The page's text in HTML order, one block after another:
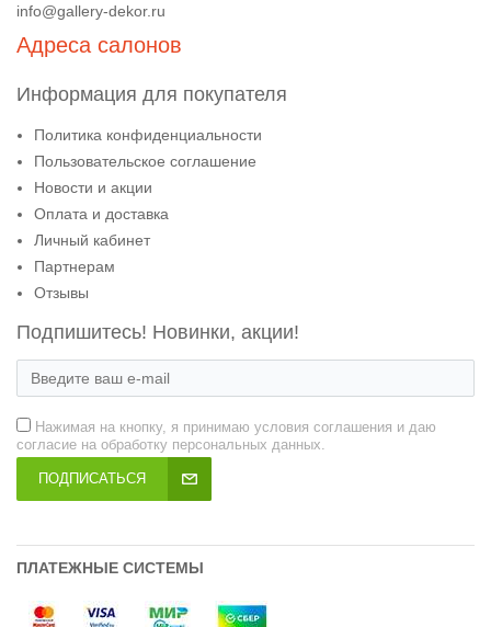
info@gallery-dekor.ru
Адреса салонов
Информация для покупателя
Политика конфиденциальности
Пользовательское соглашение
Новости и акции
Оплата и доставка
Личный кабинет
Партнерам
Отзывы
Подпишитесь! Новинки, акции!
Нажимая на кнопку, я принимаю условия соглашения и даю
согласие на обработку персональных данных.
ПОДПИСАТЬСЯ
ПЛАТЕЖНЫЕ СИСТЕМЫ